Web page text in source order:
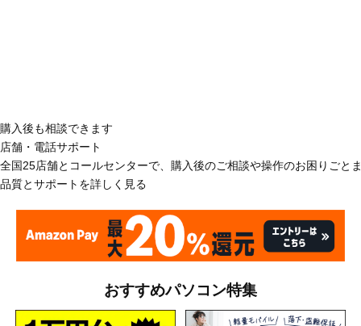
購入後も相談できます
店舗・電話サポート
全国25店舗とコールセンターで、購入後のご相談や操作のお困りごと
品質とサポートを詳しく見る
おすすめパソコン特集